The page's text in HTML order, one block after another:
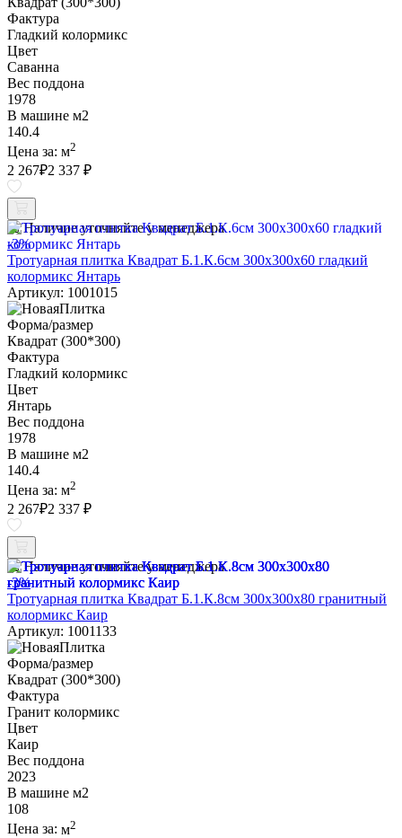
Фактура
Гладкий колормикс
Цвет
Саванна
Вес поддона
1978
В машине м2
140.4
Цена за: м2
2 267₽2 337 ₽
Наличие уточняйте у менеджера
-3%
Тротуарная плитка Квадрат Б.1.К.6см 300х300х60 гладкий
колормикс Янтарь
Артикул: 1001015
Форма/размер
Квадрат (300*300)
Фактура
Гладкий колормикс
Цвет
Янтарь
Вес поддона
1978
В машине м2
140.4
Цена за: м2
2 267₽2 337 ₽
Наличие уточняйте у менеджера
-3%
Тротуарная плитка Квадрат Б.1.К.8см 300х300х80 гранитный
колормикс Каир
Артикул: 1001133
Форма/размер
Квадрат (300*300)
Фактура
Гранит колормикс
Цвет
Каир
Вес поддона
2023
В машине м2
108
Цена за: м2